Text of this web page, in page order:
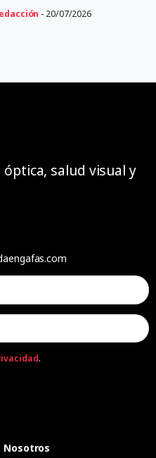
- 20/07/2026
óptica, salud visual y
.
Nosotros